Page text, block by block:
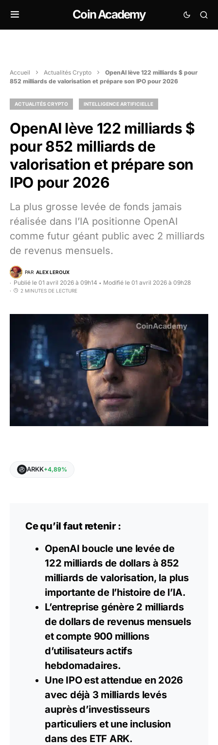
Coin Academy
Accueil Actualités Crypto
OpenAI lève 122 milliards $ pour
852 milliards de valorisation et prépare son IPO pour 2026
ACTUALITÉS CRYPTO INTELLIGENCE ARTIFICIELLE
OpenAI lève 122 milliards $
pour 852 milliards de
valorisation et prépare son
IPO pour 2026
La plus grosse levée de fonds jamais
réalisée dans l’IA positionne OpenAI
comme futur géant public avec 2 milliards
de revenus mensuels.
PAR ALEX LEROUX
Publié le 01 avril 2026 à 09h14 • Modifié le 01 avril 2026 à 09h28
2 MINUTES DE LECTURE
ARKK+4,89%
Ce qu’il faut retenir :
OpenAI boucle une levée de
122 milliards de dollars à 852
milliards de valorisation, la plus
importante de l’histoire de l’IA.
L’entreprise génère 2 milliards
de dollars de revenus mensuels
et compte 900 millions
d’utilisateurs actifs
hebdomadaires.
Une IPO est attendue en 2026
avec déjà 3 milliards levés
auprès d’investisseurs
particuliers et une inclusion
dans des ETF ARK.